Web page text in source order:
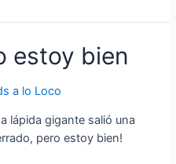
estoy bien
a lo Loco
lápida gigante salió una
pero estoy bien!